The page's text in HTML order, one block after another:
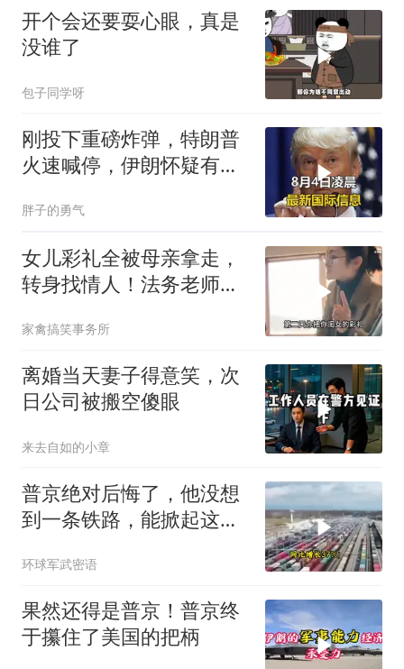
开个会还要耍心眼，真是
没谁了
包子同学呀
刚投下重磅炸弹，特朗普
火速喊停，伊朗怀疑有
胖子的勇气
女儿彩礼全被母亲拿走，
转身找情人！法务老师硬
家禽搞笑事务所
离婚当天妻子得意笑，次
日公司被搬空傻眼
来去自如的小章
普京绝对后悔了，他没想
到一条铁路，能掀起这么
改写
环球军武密语
果然还得是普京！普京终
于攥住了美国的把柄